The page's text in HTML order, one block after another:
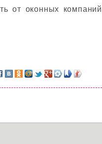
сертификат на сумму
от оконных компаний